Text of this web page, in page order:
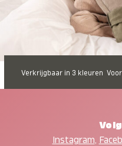
Verkrijgbaar in 3 kleuren
Instagram,